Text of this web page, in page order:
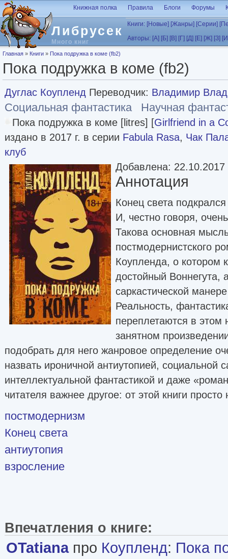
Перейти к основному содержанию
Либрусек
Много книг
Книжная полка Правила Блоги Форумы
Книги: [Новые] [Жанры] [Серии]
Авторы: [А] [Б] [В] [Г] [Д] [Е] [Ж] [З]
Вы здесь
Главная » Книги » Пока подружка в коме (fb2)
Пока подружка в коме (fb2)
Дуглас Коупленд Переводчик: Владимир
Социальная фантастика Научная
Пока подружка в коме [litres] [Girlfriend in a
издано в 2017 г. в серии Fabula Rasa, Чак
клуб
Добавлена: 22.10.2017
Аннотация
Конец света
И, честно говоря,
Такова основная
постмодернистского
Коупленда, о котором
достойный Воннегута,
саркастической
Реальность,
переплетаются в этом
занятном
подобрать для него жанровое определение
назвать ироничной антиутопией, социальной
интеллектуальной фантастикой и даже
читателя важнее другое: от этой книги
постмодернизм
Конец света
антиутопия
взросление
Впечатления о книге:
OTatianaпро Коупленд: Пока